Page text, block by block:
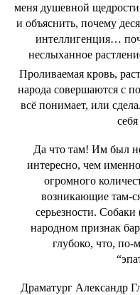
меня душевной
и объяснить, почему
интеллигенция…
неслыханное
Проливаемая кровь,
народа совершаются с
всё понимает, или
Да что там! Им был
интересно, чем
огромного
возникающие там-
серьезности.
народном признак
глубоко, что, по-
Драматург Александр